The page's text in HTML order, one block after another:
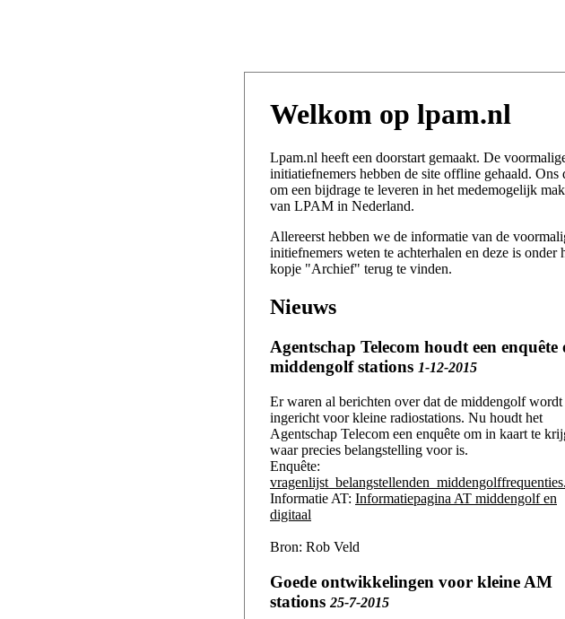
Welkom op lpam.nl
Lpam.nl heeft een doorstart gemaakt. De
initiatiefnemers hebben de site offline gehaald. Ons
om een bijdrage te leveren in het medemogelijk
van LPAM in Nederland.
Allereerst hebben we de informatie van de
initiefnemers weten te achterhalen en deze is onder
kopje "Archief" terug te vinden.
Nieuws
Agentschap Telecom houdt een enquête
middengolf stations 1-12-2015
Er waren al berichten over dat de middengolf wordt
ingericht voor kleine radiostations. Nu houdt het
Agentschap Telecom een enquête om in kaart te
waar precies belangstelling voor is.
Enquête:
Informatie AT: Informatiepagina AT middengolf en
digitaal
Bron: Rob Veld
Goede ontwikkelingen voor kleine AM
stations 25-7-2015